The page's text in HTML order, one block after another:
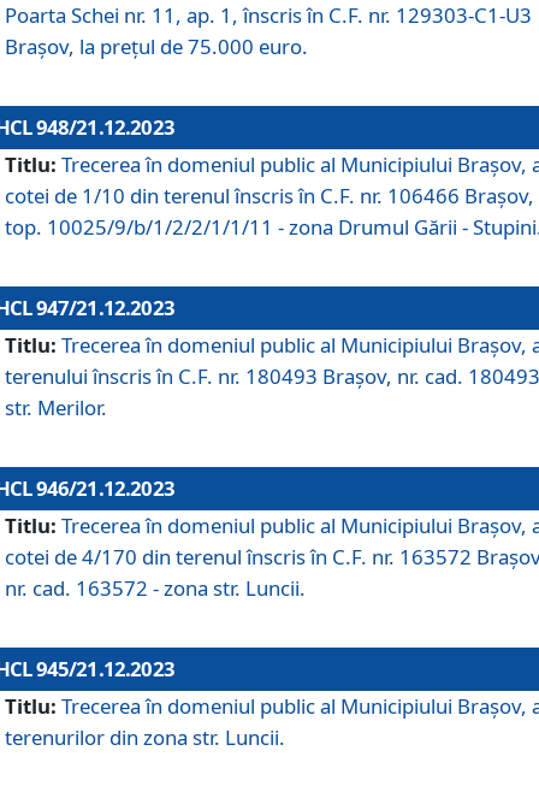
Poarta Schei nr. 11, ap. 1, înscris în C.F. nr. 129303-C1-U3
Brașov, la prețul de 75.000 euro.
948/21.12.2023
Titlu: Trecerea în domeniul public al Municipiului Braşov,
cotei de 1/10 din terenul înscris în C.F. nr. 106466 Brașov,
top. 10025/9/b/1/2/2/1/1/11 - zona Drumul Gării -
947/21.12.2023
Titlu: Trecerea în domeniul public al Municipiului Braşov,
terenului înscris în C.F. nr. 180493 Brașov, nr. cad.
str. Merilor.
946/21.12.2023
Titlu: Trecerea în domeniul public al Municipiului Braşov,
cotei de 4/170 din terenul înscris în C.F. nr. 163572
nr. cad. 163572 - zona str. Luncii.
945/21.12.2023
Titlu: Trecerea în domeniul public al Municipiului Braşov,
terenurilor din zona str. Luncii.